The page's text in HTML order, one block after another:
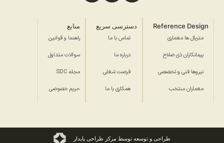
Reference Design
متریال ها معماری
پیمانکاران ذی صلاح
نیروها فنی و تخصصی
معماران منتخب
دسترسی سریع
تماس با ما
درباره ما
فرصت شغلی
همکاری با ما
منابع
راهنما و قوانین
سوالات متداول
مجله SDC
حریم خصوصی
طراحی و توسعه توسط مرکز طراحی پایدار